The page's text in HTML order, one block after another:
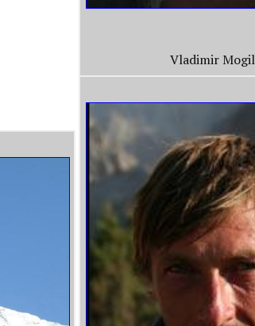
Vladimir